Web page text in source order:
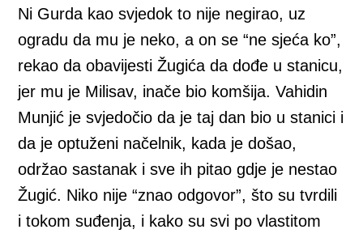
Ni Gurda kao svjedok to nije negirao, uz
ogradu da mu je neko, a on se “ne sjeća ko”,
rekao da obavijesti Žugića da dođe u stanicu,
jer mu je Milisav, inače bio komšija. Vahidin
Munjić je svjedočio da je taj dan bio u stanici i
da je optuženi načelnik, kada je došao,
održao sastanak i sve ih pitao gdje je nestao
Žugić. Niko nije “znao odgovor”, što su tvrdili
i tokom suđenja, i kako su svi po vlastitom